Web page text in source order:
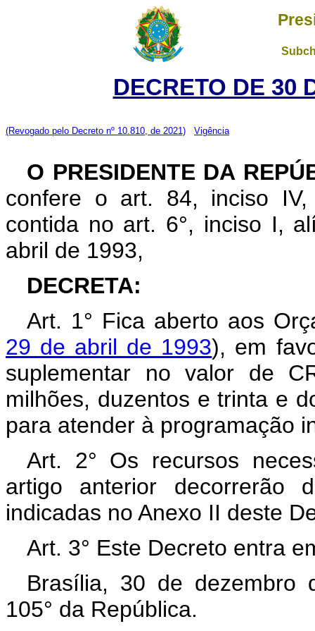
DECRETO DE 30
(Revogado pelo Decreto nº 10.810, de 2021) Vigência
O PRESIDENTE DA
confere o art. 84, inciso
contida no art. 6°, inciso I,
abril de 1993,
DECRETA:
Art. 1° Fica aberto aos
29 de abril de 1993), em
suplementar no valor de
milhões, duzentos e trinta e
para atender à programação
Art. 2° Os recursos
artigo anterior decorrerão
indicadas no Anexo II deste
Art. 3° Este Decreto entra
Brasília, 30 de dezembro
105° da República.